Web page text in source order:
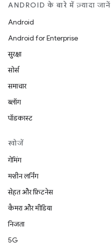
ANDROID के बारे में ज़्यादा जानें
Android
Android for Enterprise
सुरक्षा
सोर्स
समाचार
ब्लॉग
पॉडकास्ट
खोजें
गेमिंग
मशीन लर्निंग
सेहत और फ़िटनेस
कैमरा और मीडिया
निजता
5G